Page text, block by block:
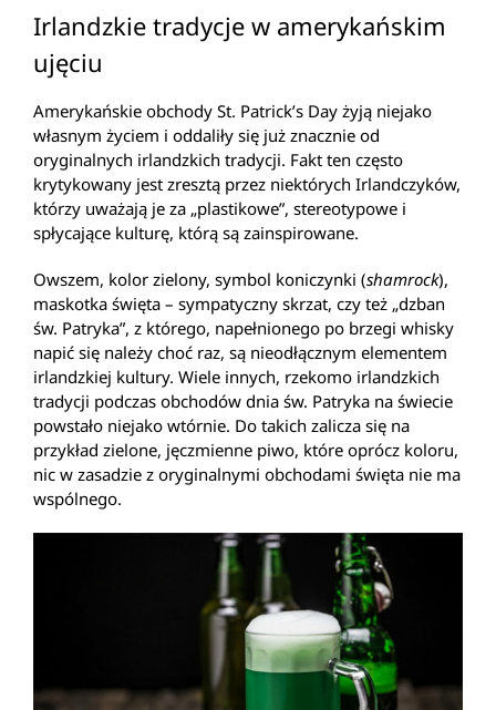
Irlandzkie tradycje w amerykańskim
ujęciu
Amerykańskie obchody St. Patrick’s Day żyją niejako
własnym życiem i oddaliły się już znacznie od
oryginalnych irlandzkich tradycji. Fakt ten często
krytykowany jest zresztą przez niektórych Irlandczyków,
którzy uważają je za „plastikowe”, stereotypowe i
spłycające kulturę, którą są zainspirowane.
Owszem, kolor zielony, symbol koniczynki (shamrock),
maskotka święta – sympatyczny skrzat, czy też „dzban
św. Patryka”, z którego, napełnionego po brzegi whisky
napić się należy choć raz, są nieodłącznym elementem
irlandzkiej kultury. Wiele innych, rzekomo irlandzkich
tradycji podczas obchodów dnia św. Patryka na świecie
powstało niejako wtórnie. Do takich zalicza się na
przykład zielone, jęczmienne piwo, które oprócz koloru,
nic w zasadzie z oryginalnymi obchodami święta nie ma
wspólnego.